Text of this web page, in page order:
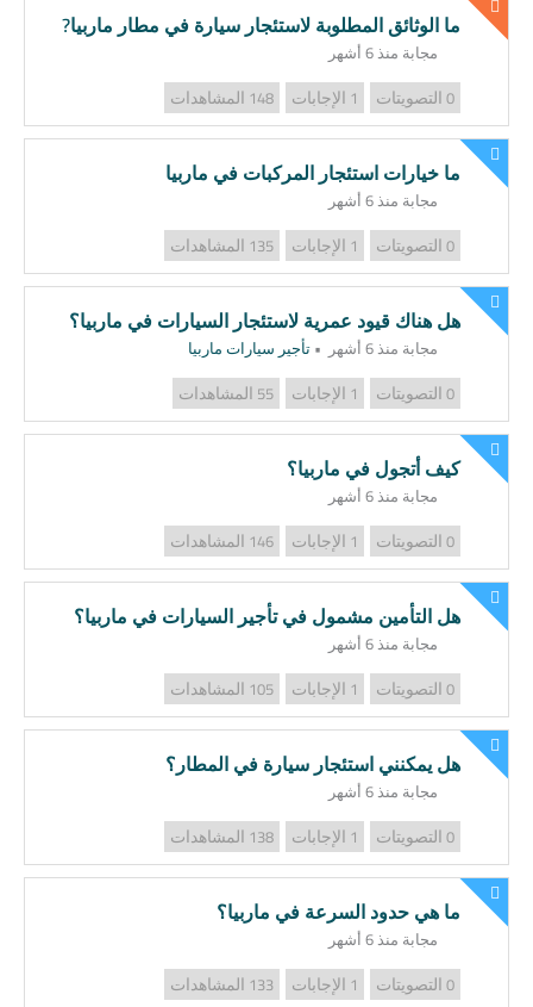
ما الوثائق المطلوبة لاستئجار سيارة في مطار ماربيا?
مجابة منذ 6 أشهر
148المشاهدات الإجابات التصويتات
ما خيارات استئجار المركبات في ماربيا
مجابة منذ 6 أشهر
135المشاهدات الإجابات التصويتات
هل هناك قيود عمرية لاستئجار السيارات في ماربيا؟
مجابة منذ 6 أشهر • تأجير سيارات ماربيا
المشاهدات الإجابات التصويتات
كيف أتجول في ماربيا؟
مجابة منذ 6 أشهر
146المشاهدات الإجابات التصويتات
هل التأمين مشمول في تأجير السيارات في ماربيا؟
مجابة منذ 6 أشهر
105المشاهدات الإجابات التصويتات
هل يمكنني استئجار سيارة في المطار؟
مجابة منذ 6 أشهر
138المشاهدات الإجابات التصويتات
ما هي حدود السرعة في ماربيا؟
مجابة منذ 6 أشهر
133المشاهدات الإجابات التصويتات